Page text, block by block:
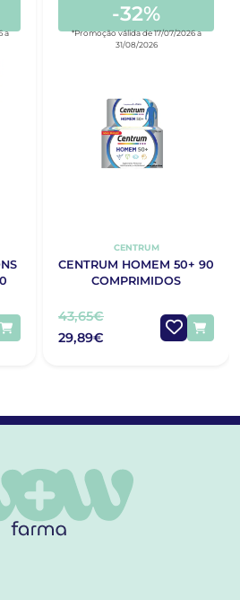
a
-32%
*Promoção válida de 17/07/2026 a
31/08/2026
CENTRUM
CENTRUM HOMEM 50+ 90
COMPRIMIDOS
43,65€
29,89€